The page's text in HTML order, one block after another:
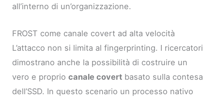
all’interno di un’organizzazione.
FROST come canale covert ad alta velocità
L’attacco non si limita al fingerprinting. I ricercatori
dimostrano anche la possibilità di costruire un
vero e propriocanale covert basato sulla contesa
dell’SSD. In questo scenario un processo nativo